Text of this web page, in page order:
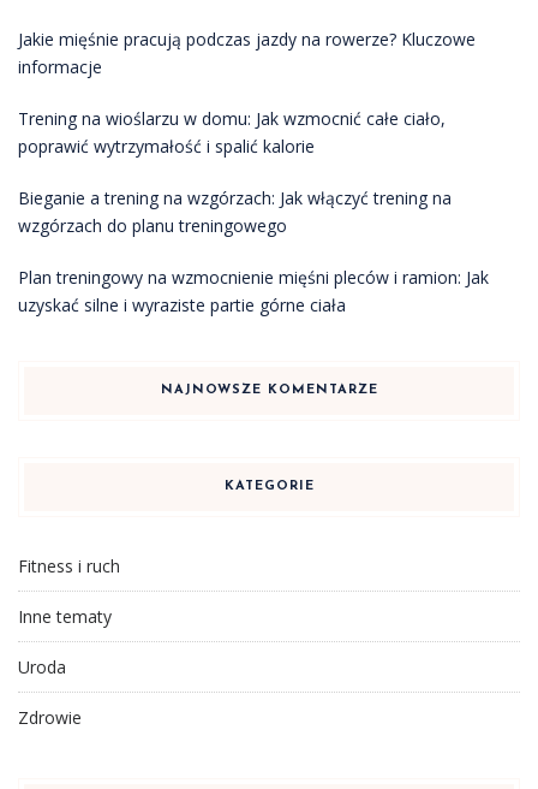
Jakie mięśnie pracują podczas jazdy na rowerze? Kluczowe
informacje
Trening na wioślarzu w domu: Jak wzmocnić całe ciało,
poprawić wytrzymałość i spalić kalorie
Bieganie a trening na wzgórzach: Jak włączyć trening na
wzgórzach do planu treningowego
Plan treningowy na wzmocnienie mięśni pleców i ramion: Jak
uzyskać silne i wyraziste partie górne ciała
NAJNOWSZE KOMENTARZE
KATEGORIE
Fitness i ruch
Inne tematy
Uroda
Zdrowie